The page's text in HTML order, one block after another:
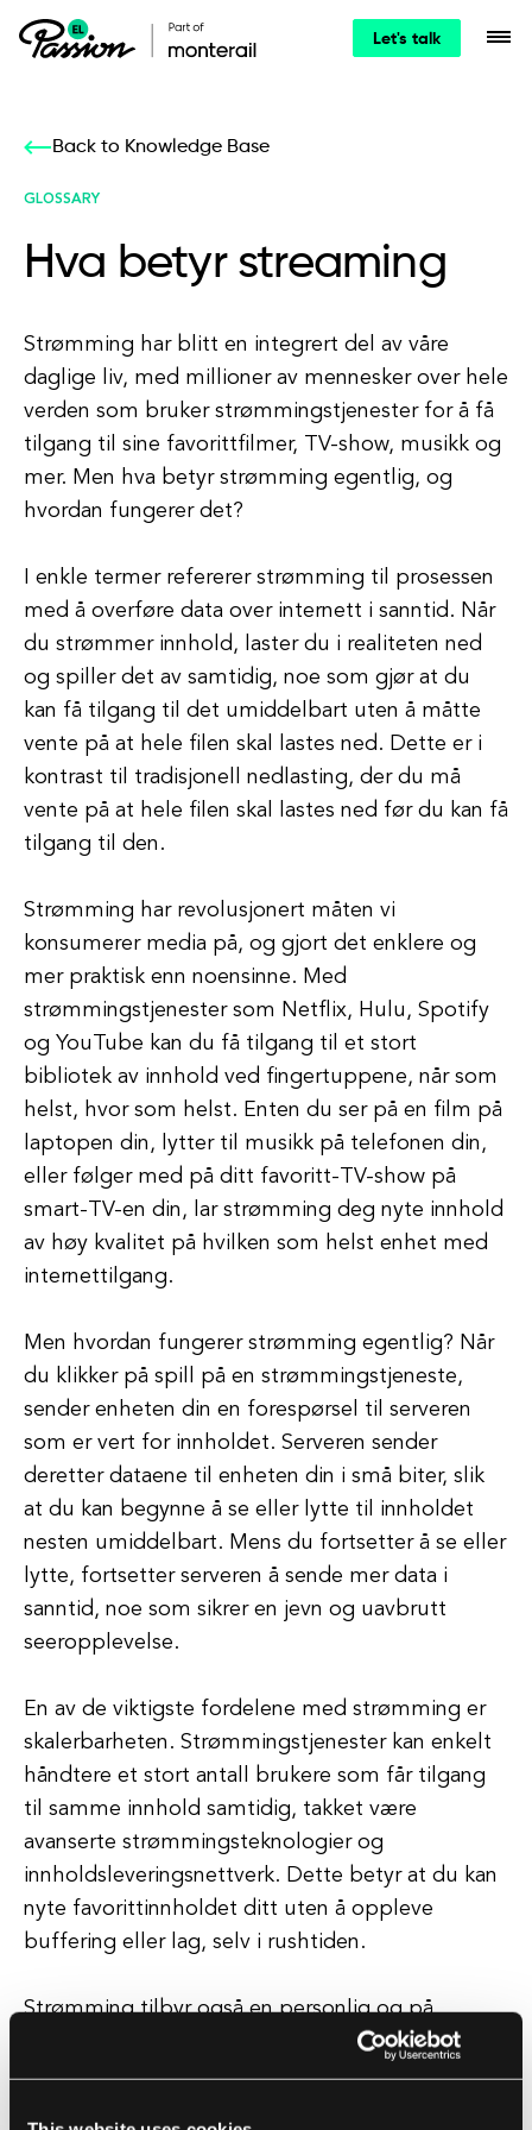
Let's talk
Back to Knowledge Base
GLOSSARY
Hva betyr streaming
Strømming har blitt en integrert del av våre
daglige liv, med millioner av mennesker over hele
verden som bruker strømmingstjenester for å få
tilgang til sine favorittfilmer, TV-show, musikk og
mer. Men hva betyr strømming egentlig, og
hvordan fungerer det?
I enkle termer refererer strømming til prosessen
med å overføre data over internett i sanntid. Når
du strømmer innhold, laster du i realiteten ned
og spiller det av samtidig, noe som gjør at du
kan få tilgang til det umiddelbart uten å måtte
vente på at hele filen skal lastes ned. Dette er i
kontrast til tradisjonell nedlasting, der du må
vente på at hele filen skal lastes ned før du kan få
tilgang til den.
Strømming har revolusjonert måten vi
konsumerer media på, og gjort det enklere og
mer praktisk enn noensinne. Med
strømmingstjenester som Netflix, Hulu, Spotify
og YouTube kan du få tilgang til et stort
bibliotek av innhold ved fingertuppene, når som
helst, hvor som helst. Enten du ser på en film på
laptopen din, lytter til musikk på telefonen din,
eller følger med på ditt favoritt-TV-show på
smart-TV-en din, lar strømming deg nyte innhold
av høy kvalitet på hvilken som helst enhet med
internettilgang.
Men hvordan fungerer strømming egentlig? Når
du klikker på spill på en strømmingstjeneste,
sender enheten din en forespørsel til serveren
som er vert for innholdet. Serveren sender
deretter dataene til enheten din i små biter, slik
at du kan begynne å se eller lytte til innholdet
nesten umiddelbart. Mens du fortsetter å se eller
lytte, fortsetter serveren å sende mer data i
sanntid, noe som sikrer en jevn og uavbrutt
seeropplevelse.
En av de viktigste fordelene med strømming er
skalerbarheten. Strømmingstjenester kan enkelt
håndtere et stort antall brukere som får tilgang
til samme innhold samtidig, takket være
avanserte strømmingsteknologier og
innholdsleveringsnettverk. Dette betyr at du kan
nyte favorittinnholdet ditt uten å oppleve
buffering eller lag, selv i rushtiden.
Strømming tilbyr også en personlig og på
forespørsel-opplevelse, som lar deg velge hva
du vil se eller lytte til, når du vil. Med